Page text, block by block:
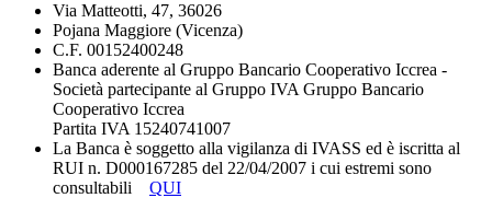
Via Matteotti, 47, 36026
Pojana Maggiore (Vicenza)
C.F. 00152400248
Banca aderente al Gruppo Bancario Cooperativo Iccrea -
Società partecipante al Gruppo IVA Gruppo Bancario
Cooperativo Iccrea
Partita IVA 15240741007
La Banca è soggetto alla vigilanza di IVASS ed è iscritta al
RUI n. D000167285 del 22/04/2007 i cui estremi sono
consultabili QUI